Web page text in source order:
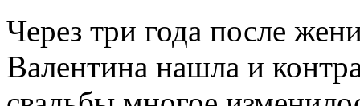
Через три года после
Валентина нашла и